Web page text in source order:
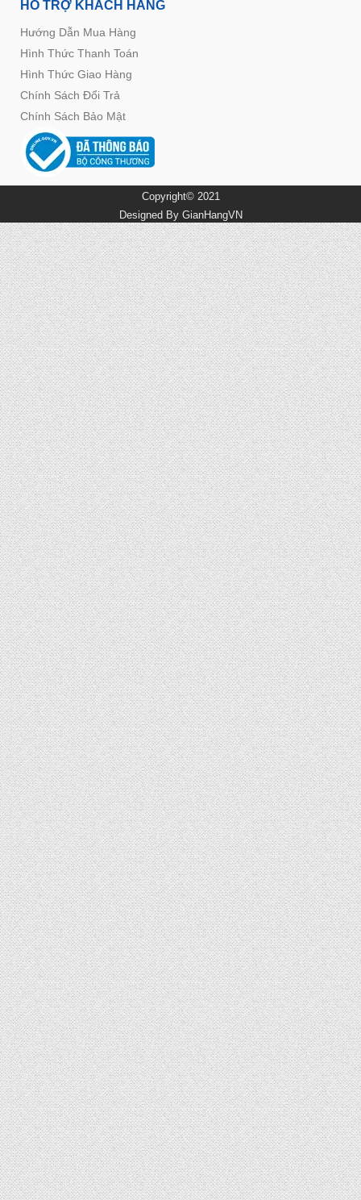
HỖ TRỢ KHÁCH HÀNG
Hướng Dẫn Mua Hàng
Hình Thức Thanh Toán
Hình Thức Giao Hàng
Chính Sách Đổi Trả
Chính Sách Bảo Mật
Copyright© 2021
Designed By GianHangVN